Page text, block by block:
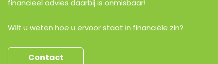
financieel advies daarbij is onmisbaar!
Wilt u weten hoe u ervoor staat in financiële zin?
Contact